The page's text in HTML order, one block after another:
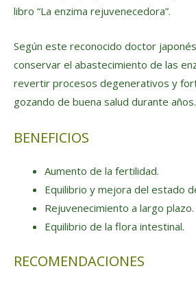
libro “La enzima rejuvenecedora”.
Según este reconocido doctor
conservar el abastecimiento de las
revertir procesos degenerativos y
gozando de buena salud durante años.
BENEFICIOS
Aumento de la fertilidad.
Equilibrio y mejora del estado
Rejuvenecimiento a largo plazo.
Equilibrio de la flora intestinal.
RECOMENDACIONES